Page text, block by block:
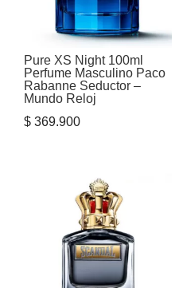
Pure XS Night 100ml
Perfume Masculino Paco
Rabanne Seductor –
Mundo Reloj
$ 369.900